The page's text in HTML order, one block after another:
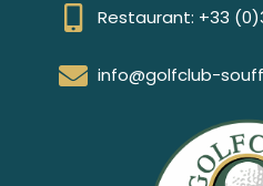
Restaurant: +33
info@golfclub-